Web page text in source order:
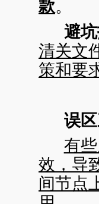
款。
避坑
清关文
策和要
误
有
效，导
间节点